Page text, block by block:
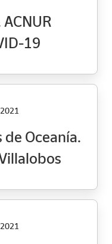
19
Oceanía.